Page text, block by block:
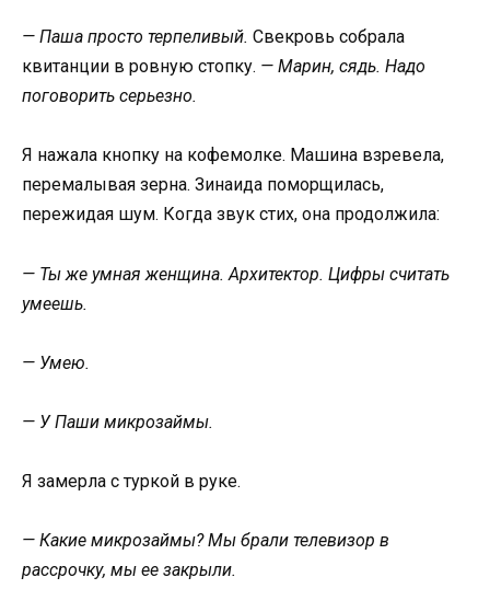
— Паша просто терпеливый. Свекровь собрала
квитанции в ровную стопку. — Марин, сядь. Надо
поговорить серьезно.
Я нажала кнопку на кофемолке. Машина взревела,
перемалывая зерна. Зинаида поморщилась,
пережидая шум. Когда звук стих, она продолжила:
— Ты же умная женщина. Архитектор. Цифры считать
умеешь.
— Умею.
— У Паши микрозаймы.
Я замерла с туркой в руке.
— Какие микрозаймы? Мы брали телевизор в
рассрочку, мы ее закрыли.